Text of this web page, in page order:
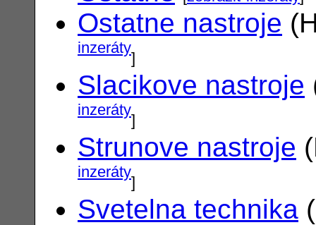
Ostatne nastroje
inzeráty]
Slacikove nastroje
inzeráty]
Strunove nastroje
inzeráty]
Svetelna technika